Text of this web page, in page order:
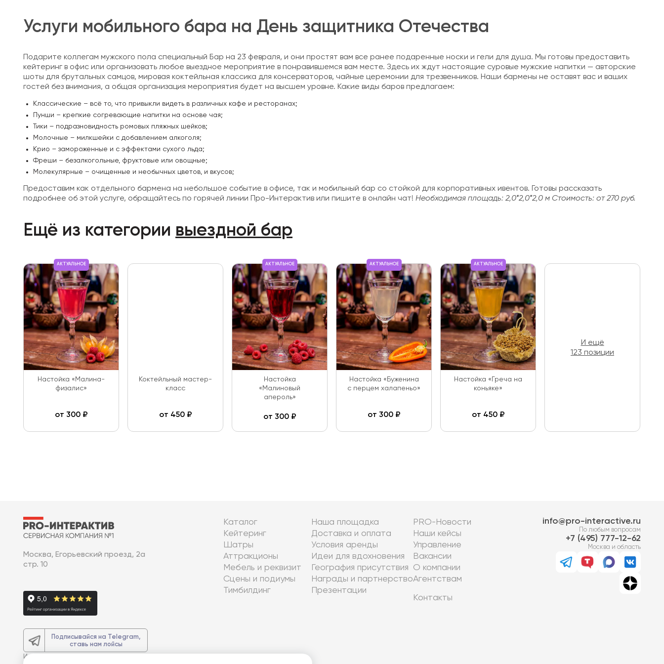
Услуги мобильного бара на День защитника Отечества
Подарите коллегам мужского пола специальный Бар на 23 февраля, и они простят вам все ранее подаренные носки и гели для душа. Мы готовы предоставить
кейтеринг в офис или организовать любое выездное мероприятие в понравившемся вам месте. Здесь их ждут настоящие суровые мужские напитки — авторские
шоты для брутальных самцов, мировая коктейльная классика для консерваторов, чайные церемонии для трезвенников. Наши бармены не оставят вас и ваших
гостей без внимания, а общая организация мероприятия будет на высшем уровне. Какие виды баров предлагаем:
Классические – всё то, что привыкли видеть в различных кафе и ресторанах;
Пунши – крепкие согревающие напитки на основе чая;
Тики – подразновидность ромовых пляжных шейков;
Молочные – милкшейки с добавлением алкоголя;
Крио – замороженные и с эффектами сухого льда;
Фреши – безалкогольные, фруктовые или овощные;
Молекулярные – очищенные и необычных цветов, и вкусов;
Предоставим как отдельного бармена на небольшое событие в офисе, так и мобильный бар со стойкой для корпоративных ивентов. Готовы рассказать
подробнее об этой услуге, обращайтесь по горячей линии Про-Интерактив или пишите в онлайн чат! Необходимая площадь: 2,0*2,0*2,0 м Стоимость: от 270 руб.
Ещё из категории выездной бар
АКТУАЛЬНОЕ
Настойка «Малина-
физалис»
от 300₽
Коктейльный мастер-
класс
от 450₽
АКТУАЛЬНОЕ
Настойка
«Малиновый
апероль»
от 300₽
АКТУАЛЬНОЕ
Настойка «Буженина
с перцем халапеньо»
от 300₽
АКТУАЛЬНОЕ
Настойка «Греча на
коньяке»
от 450₽
И ещё
123 позиции
Москва, Егорьевский проезд, 2а
стр. 10
Подписывайся на Telegram,
ставь нам лойсы
И получите
Каталог
Кейтеринг
Шатры
Аттракционы
Мебель и реквизит
Сцены и подиумы
Тимбилдинг
Наша площадка
Доставка и оплата
Условия аренды
Идеи для вдохновения
География присутствия
Награды и партнерство
Презентации
PRO-Новости
Наши кейсы
Управление
Вакансии
О компании
Агентствам
Контакты
info@pro-interactive.ru
По любым вопросам
7 (495) 777-12-62
Москва и область